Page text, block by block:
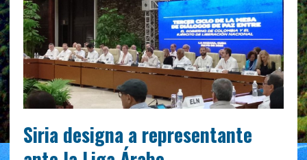
Siria designa a representante